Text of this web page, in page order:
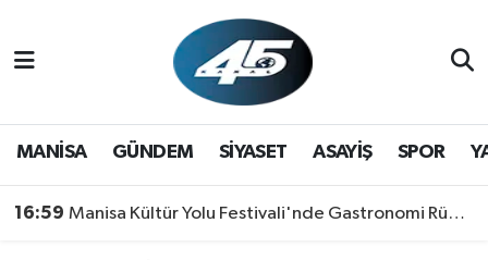
MANİSA GÜNDEM SİYASET ASAYİŞ SPOR
16:59 Manisa Kültür Yolu Festivali'nde Gastronomi Rüzgarı: Lezzetin Yıldızı "Manisa Kebabı" Oldu!
GÜNDEM
Hava Durumu
Trafik Durumu